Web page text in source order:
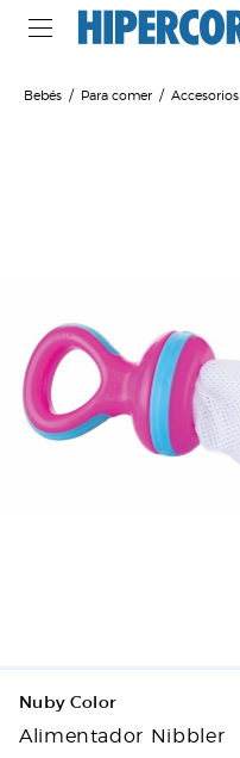
Bebés Para comer Accesorios
Nuby Color
Alimentador Nibbler